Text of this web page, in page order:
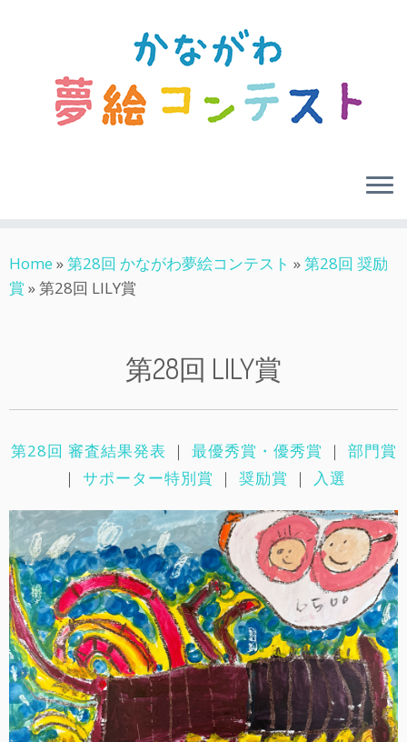
to
content
Home »第28回 かながわ夢絵コンテスト »第28回 奨励
賞 »第28回 LILY賞
第28回 LILY賞
第28回 審査結果発表 ｜ 最優秀賞・優秀賞 ｜ 部門賞
｜ サポーター特別賞 ｜ 奨励賞 ｜ 入選